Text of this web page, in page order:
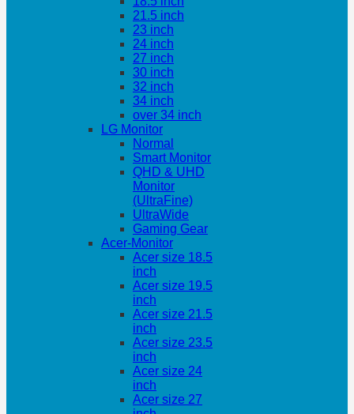
21.5 inch
23 inch
24 inch
27 inch
30 inch
32 inch
34 inch
over 34 inch
LG Monitor
Normal
Smart Monitor
QHD & UHD
Monitor
(UltraFine)
UltraWide
Gaming Gear
Acer-Monitor
Acer size 18.5
inch
Acer size 19.5
inch
Acer size 21.5
inch
Acer size 23.5
inch
Acer size 24
inch
Acer size 27